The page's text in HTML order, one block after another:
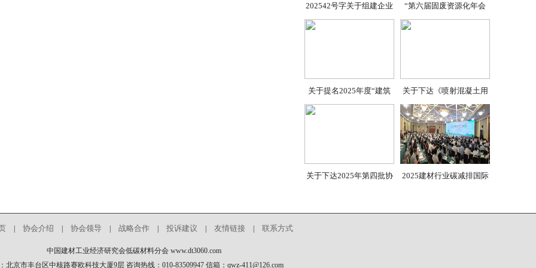
202542号字关于组建企业 “第六届固废资源化年会
关于提名2025年度“建筑 关于下达《喷射混凝土用
关于下达2025年第四批协 2025建材行业碳减排国际
协会介绍 协会领导 战略合作 投诉建议 友情链接 联系方式
中国建材工业经济研究会低碳材料分会 www.dt3060.com
北京市丰台区中核路赛欧科技大厦9层 咨询热线：010-83509947 信箱：qwz-411@126.com